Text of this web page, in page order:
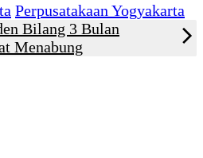
Perpusatakaan Yogyakarta
Bilang 3 Bulan
Menabung